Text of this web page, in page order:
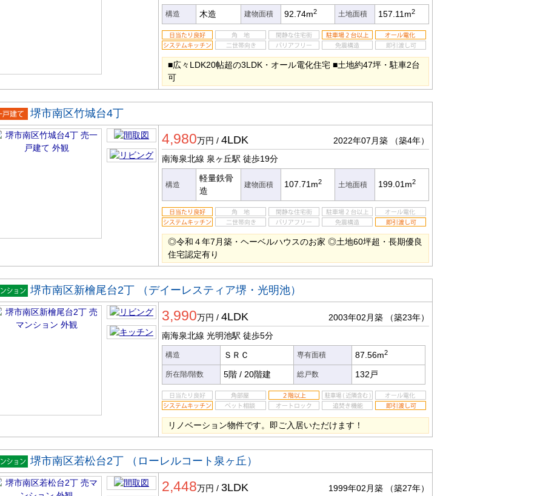
構造 木造 建物面積 92.74m2 土地面積 157.11m2
■広々LDK20帖超の3LDK・オール電化住宅 ■土地約47坪・駐車2台
可
戸建
堺市南区竹城台4丁
4,980万円 / 4LDK 2022年07月築
（築4年）
南海泉北線 泉ヶ丘駅 徒歩19分
構造
軽量鉄骨
造
建物面積 107.71m2 土地面積 199.01m2
◎令和４年7月築・ヘーベルハウスのお家 ◎土地60坪超・長期優良
住宅認定有り
ンシ
堺市南区新檜尾台2丁 （デイーレスティア堺・光明池）
3,990万円 / 4LDK 2003年02月築
（築23年）
南海泉北線 光明池駅 徒歩5分
構造 ＳＲＣ 専有面積 87.56m2
所在階/階数 5階 / 20階建 総戸数 132戸
リノベーション物件です。即ご入居いただけます！
ンシ
堺市南区若松台2丁 （ローレルコート泉ヶ丘）
2,448万円 / 3LDK 1999年02月築
（築27年）